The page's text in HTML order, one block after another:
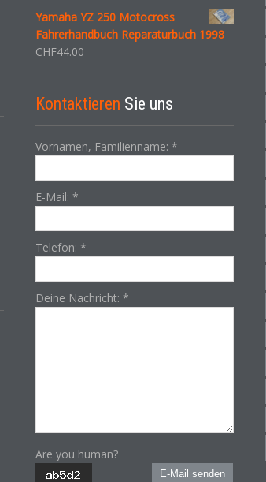
Yamaha YZ 250 Motocross
Fahrerhandbuch Reparaturbuch 1998
CHF44.00
Kontaktieren Sie uns
Vornamen, Familienname: *
E-Mail: *
Telefon: *
Deine Nachricht: *
Are you human?
E-Mail senden